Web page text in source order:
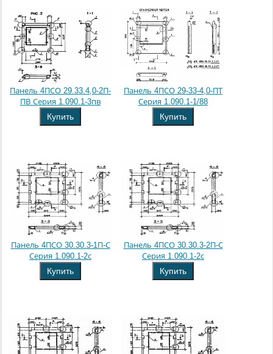
Панель 4ПСО 29.33.4,0-2П-
ПВ Серия 1.090.1-3пв
Купить
Панель 4ПСО 29-33-4,0-ПТ
Серия 1.090.1-1/88
Купить
Панель 4ПСО 30.30.3-1П-С
Серия 1.090.1-2с
Купить
Панель 4ПСО 30.30.3-2П-С
Серия 1.090.1-2с
Купить